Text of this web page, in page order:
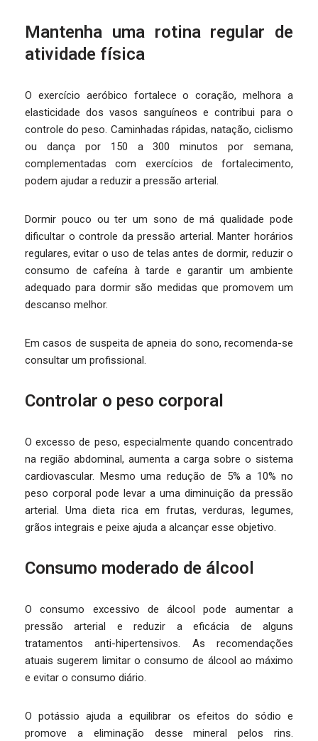
Mantenha uma rotina regular de
atividade física
O exercício aeróbico fortalece o coração, melhora a
elasticidade dos vasos sanguíneos e contribui para o
controle do peso. Caminhadas rápidas, natação, ciclismo
ou dança por 150 a 300 minutos por semana,
complementadas com exercícios de fortalecimento,
podem ajudar a reduzir a pressão arterial.
Dormir pouco ou ter um sono de má qualidade pode
dificultar o controle da pressão arterial. Manter horários
regulares, evitar o uso de telas antes de dormir, reduzir o
consumo de cafeína à tarde e garantir um ambiente
adequado para dormir são medidas que promovem um
descanso melhor.
Em casos de suspeita de apneia do sono, recomenda-se
consultar um profissional.
Controlar o peso corporal
O excesso de peso, especialmente quando concentrado
na região abdominal, aumenta a carga sobre o sistema
cardiovascular. Mesmo uma redução de 5% a 10% no
peso corporal pode levar a uma diminuição da pressão
arterial. Uma dieta rica em frutas, verduras, legumes,
grãos integrais e peixe ajuda a alcançar esse objetivo.
Consumo moderado de álcool
O consumo excessivo de álcool pode aumentar a
pressão arterial e reduzir a eficácia de alguns
tratamentos anti-hipertensivos. As recomendações
atuais sugerem limitar o consumo de álcool ao máximo
e evitar o consumo diário.
O potássio ajuda a equilibrar os efeitos do sódio e
promove a eliminação desse mineral pelos rins.